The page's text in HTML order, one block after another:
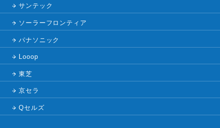
サンテック
ソーラーフロンティア
パナソニック
Looop
東芝
京セラ
Qセルズ